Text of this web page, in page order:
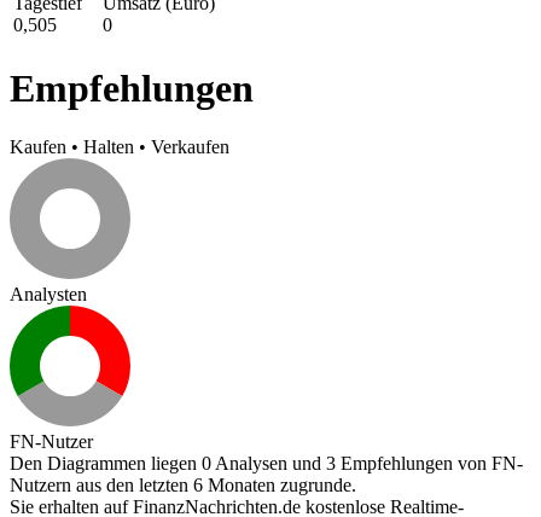
0,505
0
Empfehlungen
Kaufen • Halten • Verkaufen
Analysten
FN-Nutzer
Den Diagrammen liegen 0 Analysen und 3 Empfehlungen von FN-
Nutzern aus den letzten 6 Monaten zugrunde.
Sie erhalten auf FinanzNachrichten.de kostenlose Realtime-